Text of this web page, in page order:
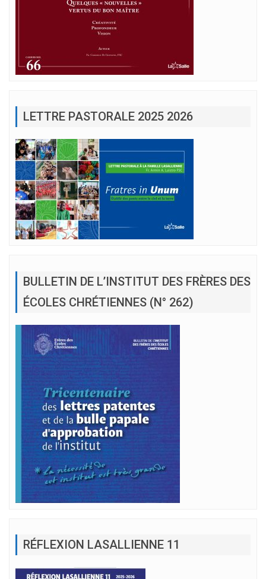
LETTRE PASTORALE 2025 2026
BULLETIN DE L’INSTITUT DES FRÈRES DES
ÉCOLES CHRÉTIENNES (N° 262)
RÉFLEXION LASALLIENNE 11